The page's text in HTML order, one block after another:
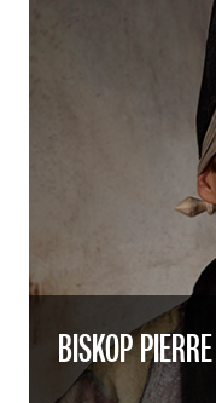
BISKOP